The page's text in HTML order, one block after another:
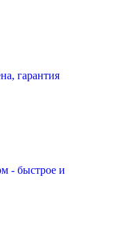
гарантия
- быстрое и